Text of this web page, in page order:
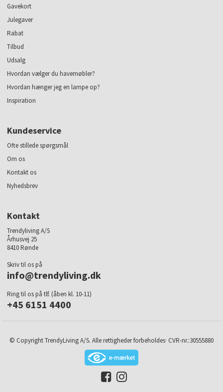
Gavekort
Julegaver
Rabat
Tilbud
Udsalg
Hvordan vælger du havemøbler?
Hvordan hænger jeg en lampe op?
Inspiration
Kundeservice
Ofte stillede spørgsmål
Om os
Kontakt os
Nyhedsbrev
Kontakt
Trendyliving A/S
Århusvej 25
8410 Rønde
Skriv til os på
info@trendyliving.dk
Ring til os på tlf. (åben kl. 10-11)
+45 6151 4400
© Copyright TrendyLiving A/S. Alle rettigheder forbeholdes· CVR-nr.:30555880